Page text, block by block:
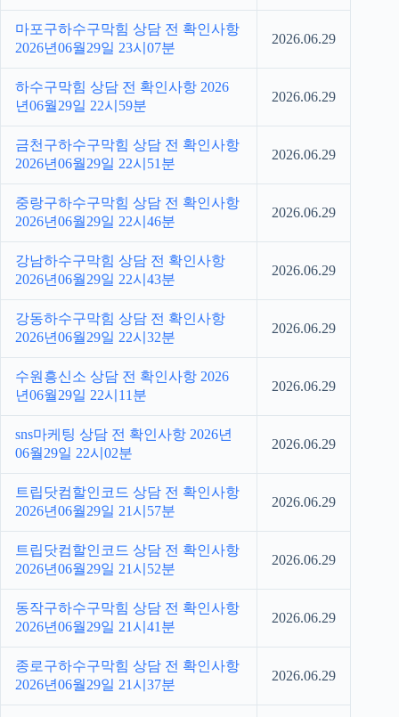
마포구하수구막힘 상담 전 확인사항
2026년06월29일 23시07분
2026.06.29
하수구막힘 상담 전 확인사항 2026
년06월29일 22시59분
2026.06.29
금천구하수구막힘 상담 전 확인사항
2026년06월29일 22시51분
2026.06.29
중랑구하수구막힘 상담 전 확인사항
2026년06월29일 22시46분
2026.06.29
강남하수구막힘 상담 전 확인사항
2026년06월29일 22시43분
2026.06.29
강동하수구막힘 상담 전 확인사항
2026년06월29일 22시32분
2026.06.29
수원흥신소 상담 전 확인사항 2026
년06월29일 22시11분
2026.06.29
sns마케팅 상담 전 확인사항 2026년
06월29일 22시02분
2026.06.29
트립닷컴할인코드 상담 전 확인사항
2026년06월29일 21시57분
2026.06.29
트립닷컴할인코드 상담 전 확인사항
2026년06월29일 21시52분
2026.06.29
동작구하수구막힘 상담 전 확인사항
2026년06월29일 21시41분
2026.06.29
종로구하수구막힘 상담 전 확인사항
2026년06월29일 21시37분
2026.06.29